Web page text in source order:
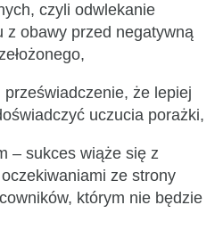
czyli odwlekanie
z obawy przed negatywną
przeświadczenie, że lepiej
uczucia porażki,
– sukces wiąże się z
ze strony
którym nie będzie